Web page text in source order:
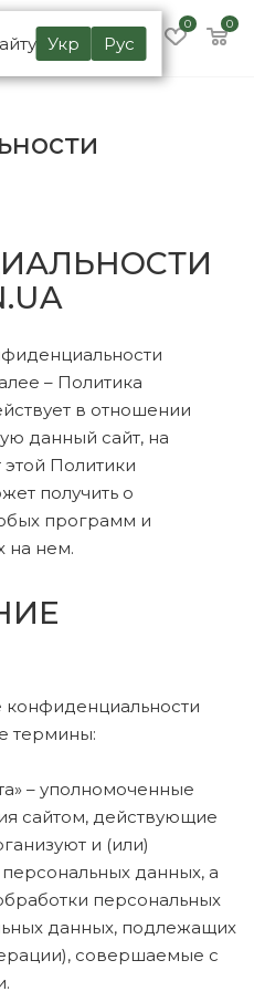
Укр Рус
0 0
– Политика
в отношении
данный сайт, на
Политики
получить о
программ и
на нем.
конфиденциальности
термины:
– уполномоченные
сайтом, действующие
и (или)
данных, а
персональных
данных, подлежащих
совершаемые с